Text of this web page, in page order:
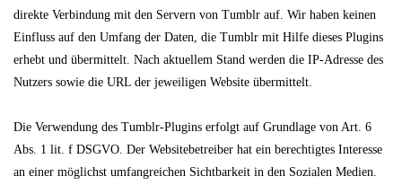
direkte Verbindung mit den Servern von Tumblr auf. Wir haben keinen
Einfluss auf den Umfang der Daten, die Tumblr mit Hilfe dieses Plugins
erhebt und übermittelt. Nach aktuellem Stand werden die IP-Adresse des
Nutzers sowie die URL der jeweiligen Website übermittelt.
Die Verwendung des Tumblr-Plugins erfolgt auf Grundlage von Art. 6
Abs. 1 lit. f DSGVO. Der Websitebetreiber hat ein berechtigtes Interesse
an einer möglichst umfangreichen Sichtbarkeit in den Sozialen Medien.